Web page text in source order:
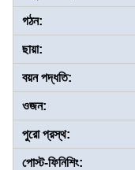
গঠন:
ছায়া:
বয়ন পদ্ধতি:
ওজন:
পুরো প্রস্থ:
পোস্ট-ফিনিশিং: